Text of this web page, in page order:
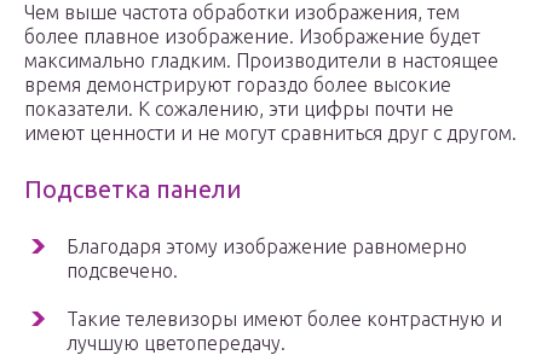
Чем выше частота обработки изображения, тем
более плавное изображение. Изображение будет
максимально гладким. Производители в настоящее
время демонстрируют гораздо более высокие
показатели. К сожалению, эти цифры почти не
имеют ценности и не могут сравниться друг с другом.
Подсветка панели
Благодаря этому изображение равномерно
подсвечено.
Такие телевизоры имеют более контрастную и
лучшую цветопередачу.